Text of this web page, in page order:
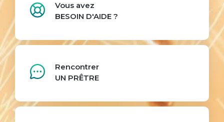
Vous avez
BESOIN D'AIDE ?
Rencontrer
UN PRÊTRE